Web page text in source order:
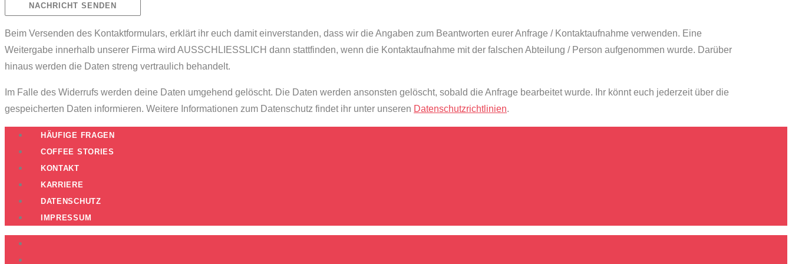
Beim Versenden des Kontaktformulars, erklärt ihr euch damit einverstanden, dass wir die Angaben zum Beantworten eurer Anfrage / Kontaktaufnahme verwenden. Eine
Weitergabe innerhalb unserer Firma wird AUSSCHLIESSLICH dann stattfinden, wenn die Kontaktaufnahme mit der falschen Abteilung / Person aufgenommen wurde. Darüber
hinaus werden die Daten streng vertraulich behandelt.
Im Falle des Widerrufs werden deine Daten umgehend gelöscht. Die Daten werden ansonsten gelöscht, sobald die Anfrage bearbeitet wurde. Ihr könnt euch jederzeit über die
gespeicherten Daten informieren. Weitere Informationen zum Datenschutz findet ihr unter unseren Datenschutzrichtlinien.
HÄUFIGE FRAGEN
COFFEE STORIES
KONTAKT
KARRIERE
DATENSCHUTZ
IMPRESSUM